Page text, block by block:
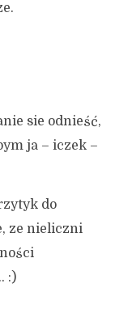
sie odnieść,
ja – iczek –
do
ze nieliczni
:)